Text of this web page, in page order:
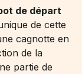
de départ
de cette
cagnotte en
de la
partie de